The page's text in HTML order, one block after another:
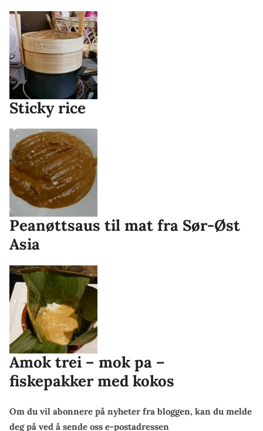
Sticky rice
Peanøttsaus til mat fra Sør-Øst
Asia
Amok trei – mok pa –
fiskepakker med kokos
Om du vil abonnere på nyheter fra bloggen, kan du melde
deg på ved å sende oss e-postadressen